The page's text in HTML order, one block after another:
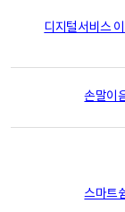
디지털서비스
손말이
스마트